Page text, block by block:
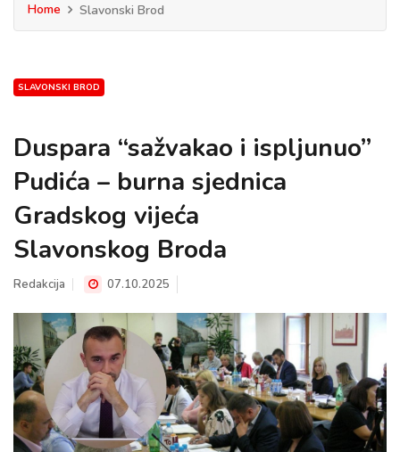
Home Slavonski Brod
SLAVONSKI BROD
Duspara “sažvakao i ispljunuo”
Pudića – burna sjednica
Gradskog vijeća
Slavonskog Broda
Redakcija 07.10.2025